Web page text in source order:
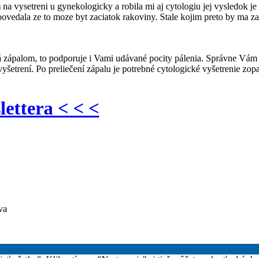
vysetreni u gynekologicky a robila mi aj cytologiu jej vysledok
ze to moze byt zaciatok rakoviny. Stale kojim preto by ma
to podporuje i Vami udávané pocity pálenia. Správne
Po preliečení zápalu je potrebné cytologické vyšetrenie
< < <